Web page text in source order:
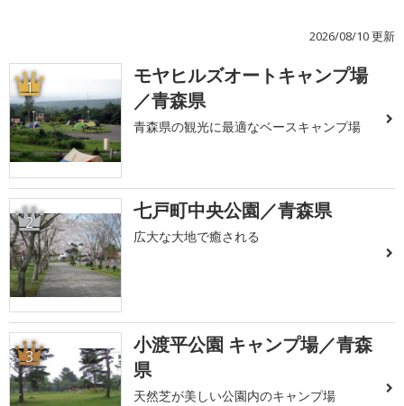
2026/08/10 更新
1
モヤヒルズオートキャンプ場
／青森県
青森県の観光に最適なベースキャンプ場
2 七戸町中央公園／青森県
広大な大地で癒される
3
小渡平公園 キャンプ場／青森
県
天然芝が美しい公園内のキャンプ場